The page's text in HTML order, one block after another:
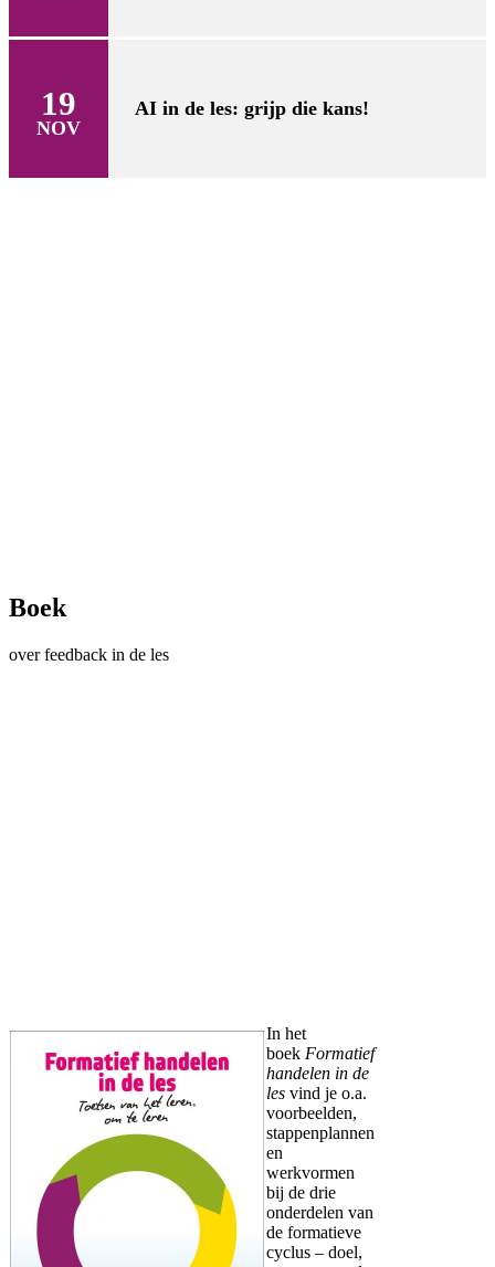
19
NOV
AI in de les: grijp die kans!
Boek
over feedback in de les
In het
boek Formatief
handelen in de
les vind je o.a.
voorbeelden,
stappenplannen
en
werkvormen
bij de drie
onderdelen van
de formatieve
cyclus – doel,